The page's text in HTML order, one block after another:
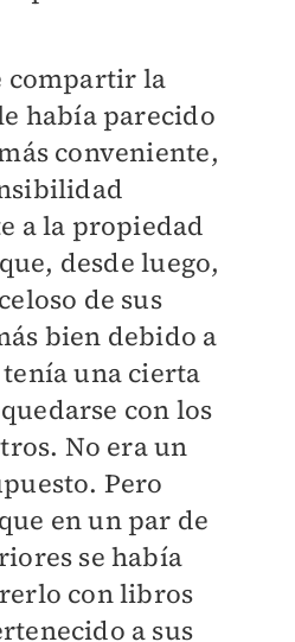
compartir la
había parecido
conveniente,
a la propiedad
desde luego,
de sus
bien debido a
una cierta
con los
No era un
Pero
en un par de
se había
con libros
a sus